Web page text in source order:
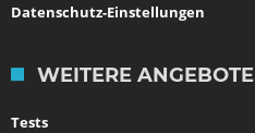
Datenschutz-Einstellungen
WEITERE ANGEBOTE
Tests